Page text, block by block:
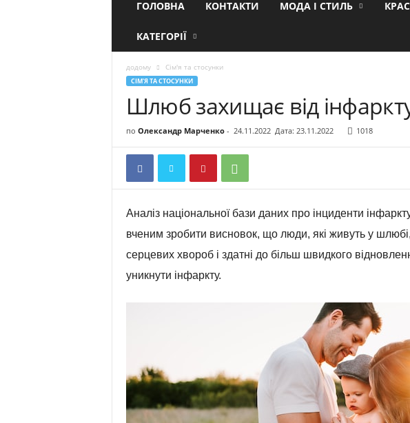
ГОЛОВНА КОНТАКТИ МОДА І СТИЛЬ
КАТЕГОРІЇ
додому Сім'я та стосунки
СІМ'Я ТА СТОСУНКИ
Шлюб захищає від
по Олександр Марченко- 24.11.2022 Дата: 23.11.2022 1018
Аналіз національної бази даних про інциденти
вченим зробити висновок, що люди, які живуть у
серцевих хвороб і здатні до більш швидкого
уникнути інфаркту.